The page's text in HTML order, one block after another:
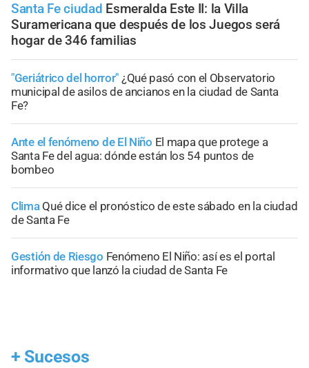
Santa Fe ciudad Esmeralda Este II: la Villa
Suramericana que después de los Juegos será
hogar de 346 familias
"Geriátrico del horror" ¿Qué pasó con el Observatorio
municipal de asilos de ancianos en la ciudad de Santa
Fe?
Ante el fenómeno de El Niño El mapa que protege a
Santa Fe del agua: dónde están los 54 puntos de
bombeo
Clima Qué dice el pronóstico de este sábado en la ciudad
de Santa Fe
Gestión de Riesgo Fenómeno El Niño: así es el portal
informativo que lanzó la ciudad de Santa Fe
+ Sucesos